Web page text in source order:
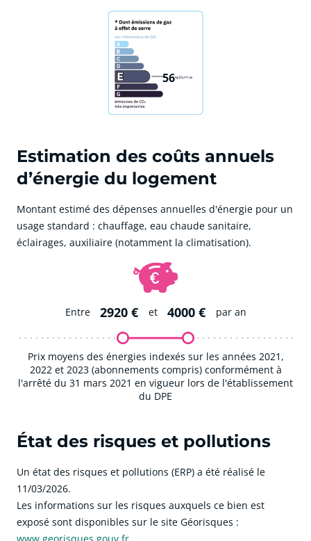
56
Estimation des coûts annuels
d’énergie du logement
Montant estimé des dépenses annuelles d'énergie pour un
usage standard : chauffage, eau chaude sanitaire,
éclairages, auxiliaire (notamment la climatisation).
Entre 2920 € et 4000 € par an
Prix moyens des énergies indexés sur les années 2021,
2022 et 2023 (abonnements compris) conformément à
l'arrêté du 31 mars 2021 en vigueur lors de l'établissement
du DPE
État des risques et pollutions
Un état des risques et pollutions (ERP) a été réalisé le
11/03/2026.
Les informations sur les risques auxquels ce bien est
exposé sont disponibles sur le site Géorisques :
www.georisques.gouv.fr